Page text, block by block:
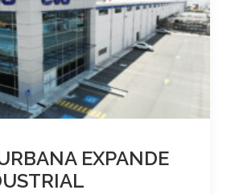
EXPANDE